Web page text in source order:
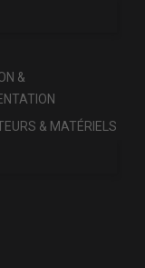
&
& MATÉRIELS